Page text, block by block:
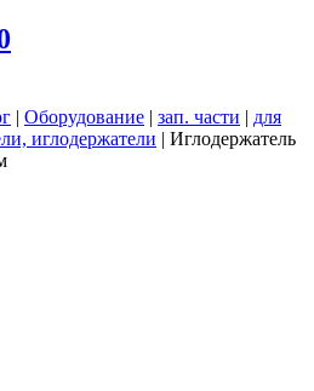
| Оборудование | зап. части | для
иглодержатели | Иглодержатель